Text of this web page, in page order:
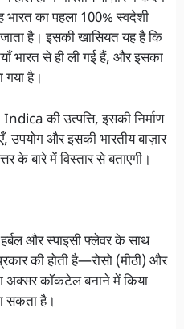
भारत का पहला 100% स्वदेशी
जाता है। इसकी खासियत यह है कि
भारत से ही ली गई हैं, और इसका
गया है।
की उत्पत्ति, इसकी निर्माण
उपयोग और इसकी भारतीय बाज़ार
के बारे में विस्तार से बताएगी।
और स्पाइसी फ्लेवर के साथ
की होती है—रोसो (मीठी) और
अक्सर कॉकटेल बनाने में किया
सकता है।